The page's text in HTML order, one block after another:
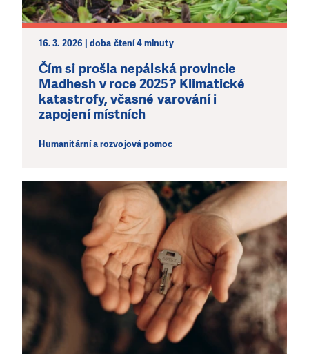
16. 3. 2026 | doba čtení 4 minuty
Čím si prošla nepálská provincie
Madhesh v roce 2025? Klimatické
katastrofy, včasné varování i
zapojení místních
Humanitární a rozvojová pomoc